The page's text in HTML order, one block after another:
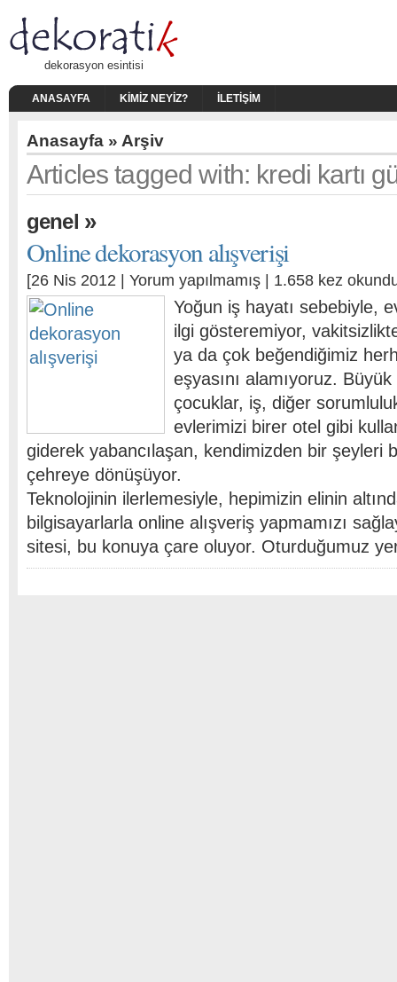
dekorasyon esintisi
ANASAYFA KIMIZ NEYIZ? İLETIŞIM
Anasayfa » Arşiv
Articles tagged with: kredi kartı
genel »
Online dekorasyon alışverişi
[26 Nis 2012 | Yorum yapılmamış | 1.658 kez
Yoğun iş hayatı sebebiyle,
ilgi gösteremiyor,
ya da çok beğendiğimiz
eşyasını alamıyoruz.
çocuklar, iş, diğer
evlerimizi birer otel gibi
giderek yabancılaşan, kendimizden bir şeyleri
çehreye dönüşüyor.
Teknolojinin ilerlemesiyle, hepimizin elinin
bilgisayarlarla online alışveriş yapmamızı
sitesi, bu konuya çare oluyor. Oturduğumuz